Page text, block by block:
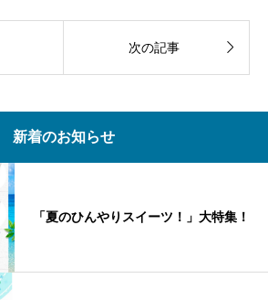
次の記事 
新着のお知らせ
「夏のひんやりスイーツ！」大特集！